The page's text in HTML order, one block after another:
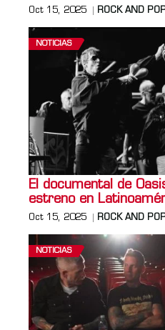
Oct 15, 2025 ROCK AND
NOTICIAS
El documental de
estreno en
Oct 15, 2025 ROCK AND
NOTICIAS